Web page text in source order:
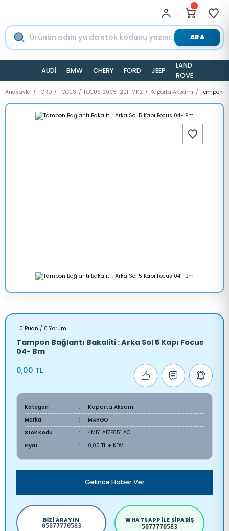
ARA
AUDİ BMW CHERY FORD JEEP
LAND
ROVER
Anasayfa FORD FOCUS FOCUS 2005-2011 MK2 Kaporta Aksamı Tampon
0 Puan / 0 Yorum
Tampon Bağlantı Bakaliti : Arka Sol 5 Kapı Focus
04- Bm
0,00 TL
Kategori
Kaporta Aksamı
Marka
MARGO
Stok Kodu
4M51 A17E851 AC
Fiyat
0,00 TL + KDV
Gelince Haber Ver
BIZI ARAYIN
05077770583
WHATSAPP ILE SIPARIŞ
5077770583